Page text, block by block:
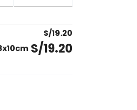
S/19.20
S/19.20